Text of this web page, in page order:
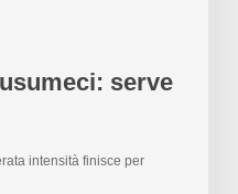
serve
intensità finisce per